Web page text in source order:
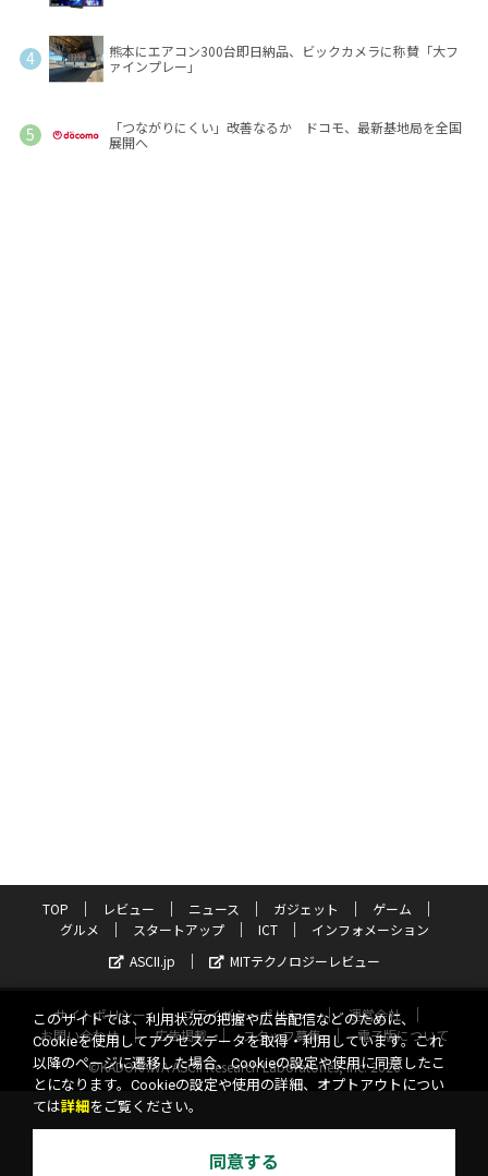
熊本にエアコン300台即日納品、ビックカメラに称賛「大フ
ァインプレー」
「つながりにくい」改善なるか ドコモ、最新基地局を全国
展開へ
TOP レビュー ニュース ガジェット
ゲーム
グルメ
スタートアップ ICT
インフォメーション
ASCII.jp
MITテクノロジーレビュー
サイトポリシー プライバシーポリシー
運営会社
お問い合わせ
広告掲載 スタッフ募集
電子版について
©KADOKAWA ASCII Research Laboratories, Inc. 2026
このサイトでは、利用状況の把握や広告配信などのために、
Cookieを使用してアクセスデータを取得・利用しています。これ
以降のページに遷移した場合、Cookieの設定や使用に同意したこ
とになります。Cookieの設定や使用の詳細、オプトアウトについ
ては詳細 をご覧ください。
同意する